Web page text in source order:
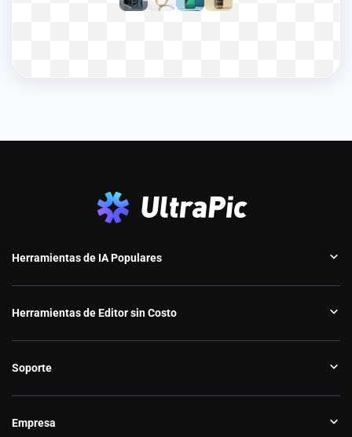
Herramientas de IA Populares
Herramientas de Editor sin Costo
Soporte
Empresa